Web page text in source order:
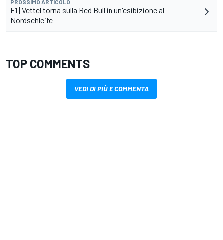
PROSSIMO ARTICOLO
F1 | Vettel torna sulla Red Bull in un'esibizione al
Nordschleife
TOP COMMENTS
VEDI DI PIÙ E COMMENTA